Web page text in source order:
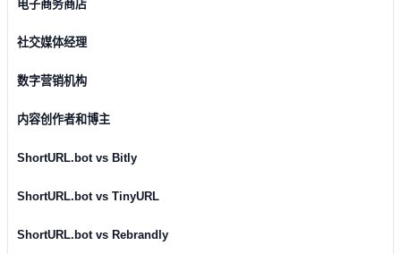
电子商务商店
社交媒体经理
数字营销机构
内容创作者和博主
ShortURL.bot vs Bitly
ShortURL.bot vs TinyURL
ShortURL.bot vs Rebrandly